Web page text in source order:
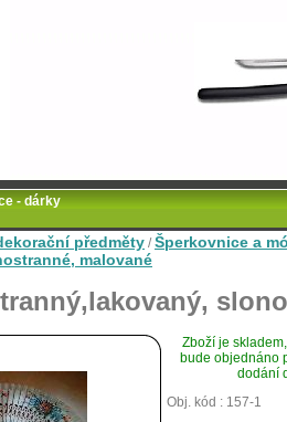
předměty /Šperkovnice a
malované
Zboží je
bude objednáno
dodání
Obj. kód : 157-1
- dárky